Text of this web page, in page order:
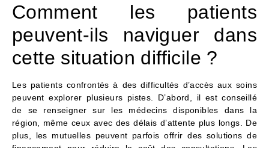
Comment les patients
peuvent-ils naviguer dans
cette situation difficile ?
Les patients confrontés à des difficultés d’accès aux soins
peuvent explorer plusieurs pistes. D’abord, il est conseillé
de se renseigner sur les médecins disponibles dans la
région, même ceux avec des délais d’attente plus longs. De
plus, les mutuelles peuvent parfois offrir des solutions de